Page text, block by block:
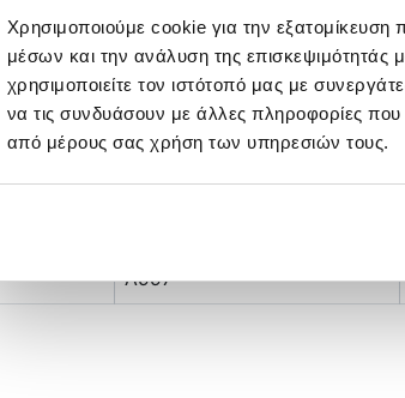
Χρησιμοποιούμε cookie για την εξατομίκευση
μέσων και την ανάλυση της
χρησιμοποιείτε τον ιστότοπό μας με
να τις συνδυάσουν με άλλες πληροφορίες που
από μέρους σας χρήση των υπηρεσιών τους.
LMBI
SBBB, SBPI, SBOI
A997